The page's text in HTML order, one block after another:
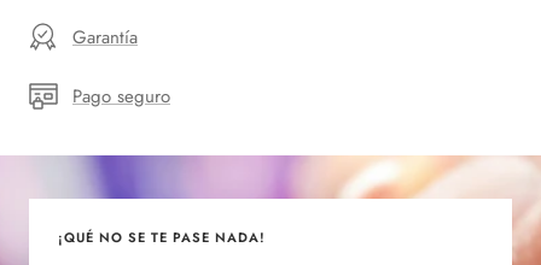
Garantía
Pago seguro
¡QUÉ NO SE TE PASE NADA!